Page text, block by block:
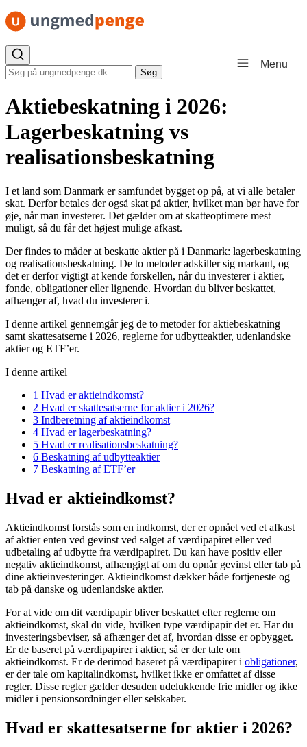
Spring til indhold
Menu
Søg efter: Søg
Aktiebeskatning i 2026:
Lagerbeskatning vs
realisationsbeskatning
I et land som Danmark er samfundet bygget op på, at vi alle betaler
skat. Derfor betales der også skat på aktier, hvilket man bør have for
øje, når man investerer. Det gælder om at skatteoptimere mest
muligt, så du får det højest mulige afkast.
Der findes to måder at beskatte aktier på i Danmark: lagerbeskatning
og realisationsbeskatning. De to metoder adskiller sig markant, og
det er derfor vigtigt at kende forskellen, når du investerer i aktier,
fonde, obligationer eller lignende. Hvordan du bliver beskattet,
afhænger af, hvad du investerer i.
I denne artikel gennemgår jeg de to metoder for aktiebeskatning
samt skattesatserne i 2026, reglerne for udbytteaktier, udenlandske
aktier og ETF’er.
I denne artikel
1 Hvad er aktieindkomst?
2 Hvad er skattesatserne for aktier i 2026?
3 Indberetning af aktieindkomst
4 Hvad er lagerbeskatning?
5 Hvad er realisationsbeskatning?
6 Beskatning af udbytteaktier
7 Beskatning af ETF’er
Hvad er aktieindkomst?
Aktieindkomst forstås som en indkomst, der er opnået ved et afkast
af aktier enten ved gevinst ved salget af værdipapiret eller ved
udbetaling af udbytte fra værdipapiret. Du kan have positiv eller
negativ aktieindkomst, afhængigt af om du opnår gevinst eller tab på
dine aktieinvesteringer. Aktieindkomst dækker både fortjeneste og
tab på danske og udenlandske aktier.
For at vide om dit værdipapir bliver beskattet efter reglerne om
aktieindkomst, skal du vide, hvilken type værdipapir det er. Har du
investeringsbeviser, så afhænger det af, hvordan disse er opbygget.
Er de baseret på værdipapirer i aktier, så er der tale om
aktieindkomst. Er de derimod baseret på værdipapirer i obligationer,
er der tale om kapitalindkomst, hvilket ikke er omfattet af disse
regler. Disse regler gælder desuden udelukkende frie midler og ikke
midler i pensionsordninger eller selskaber.
Hvad er skattesatserne for aktier i 2026?